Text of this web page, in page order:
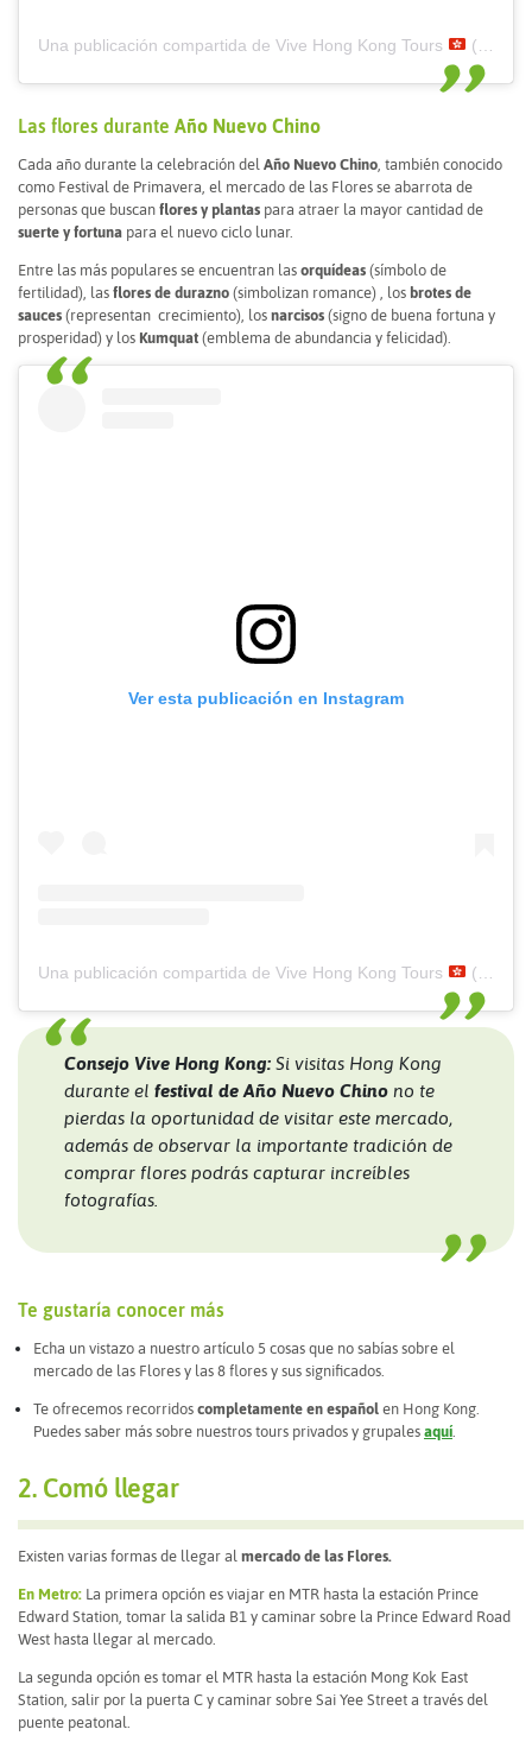
Una publicación compartida de Vive Hong Kong Tours (@vivehongkong)
Las flores durante Año Nuevo Chino
Cada año durante la celebración del Año Nuevo Chino , también conocido
como Festival de Primavera, el mercado de las Flores se abarrota de
personas que buscan flores y plantas para atraer la mayor cantidad de
suerte y fortuna para el nuevo ciclo lunar.
Entre las más populares se encuentran las orquídeas (símbolo de
fertilidad), las flores de durazno (simbolizan romance) , los brotes de
sauces (representan crecimiento), los narcisos (signo de buena fortuna y
prosperidad) y los Kumquat (emblema de abundancia y felicidad).
Ver esta publicación en Instagram
Una publicación compartida de Vive Hong Kong Tours (@vivehongkong)
Consejo Vive Hong Kong: Si visitas Hong Kong
durante el festival de Año Nuevo Chino no te
pierdas la oportunidad de visitar este mercado,
además de observar la importante tradición de
comprar flores podrás capturar increíbles
fotografías.
Te gustaría conocer más
Echa un vistazo a nuestro artículo 5 cosas que no sabías sobre el
mercado de las Flores y las 8 flores y sus significados.
Te ofrecemos recorridos completamente en español en Hong Kong.
Puedes saber más sobre nuestros tours privados y grupales aquí
2. Comó llegar
Existen varias formas de llegar al mercado de las Flores.
En Metro: La primera opción es viajar en MTR hasta la estación Prince
Edward Station, tomar la salida B1 y caminar sobre la Prince Edward Road
West hasta llegar al mercado.
La segunda opción es tomar el MTR hasta la estación Mong Kok East
Station, salir por la puerta C y caminar sobre Sai Yee Street a través del
puente peatonal.